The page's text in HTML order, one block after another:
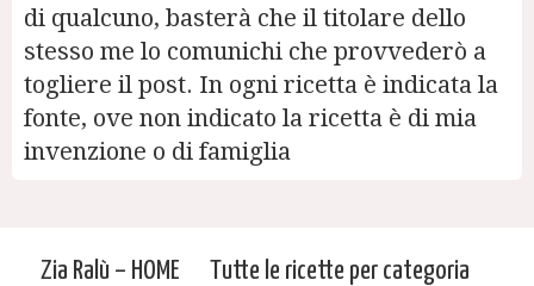
di qualcuno, basterà che il titolare dello
stesso me lo comunichi che provvederò a
togliere il post. In ogni ricetta è indicata la
fonte, ove non indicato la ricetta è di mia
invenzione o di famiglia
Zia Ralù – HOME
Tutte le ricette per categoria